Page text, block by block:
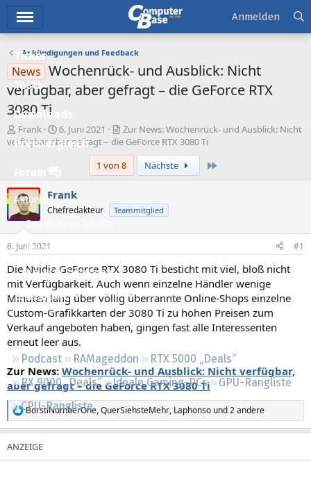
Ticker
Tests
Downloads
Preisvergleich
Aktuelles
Empfohlene Inhalte
Neue Beiträge
Neueste Aktivitäten
Leserartikel
Regeln
Podcast RAMageddon
RTX 5000 „Deals“
RX 9000 „Deals“
Ideale Gaming-PCs
GPU-Rangliste
CPU-Rangliste
Anmelden
Ankündigungen und Feedback
News Wochenrück- und Ausblick: Nicht
verfügbar, aber gefragt – die GeForce RTX
3080 Ti
E
r
e
l
l
e
r
Frank
E
r
e
l
t
6. Juni 2021
Zur News: Wochenrück- und Ausblick: Nicht
verfügbar, aber gefragt – die GeForce RTX 3080 Ti
1 von 8
Nächste
Frank
Chefredakteur Teammitglied
6. Juni 2021 #1
Die Nvidia GeForce RTX 3080 Ti besticht mit viel, bloß nicht
mit Verfügbarkeit. Auch wenn einzelne Händler wenige
Minuten lang über völlig überrannte Online-Shops einzelne
Custom-Grafikkarten der 3080 Ti zu hohen Preisen zum
Verkauf angeboten haben, gingen fast alle Interessenten
erneut leer aus.
Zur News: Wochenrück- und Ausblick: Nicht verfügbar,
aber gefragt – die GeForce RTX 3080 Ti
R
e
a
k
t
BorstiNumberOne,QuerSiehsteMehr, Laphonso und 2 andere